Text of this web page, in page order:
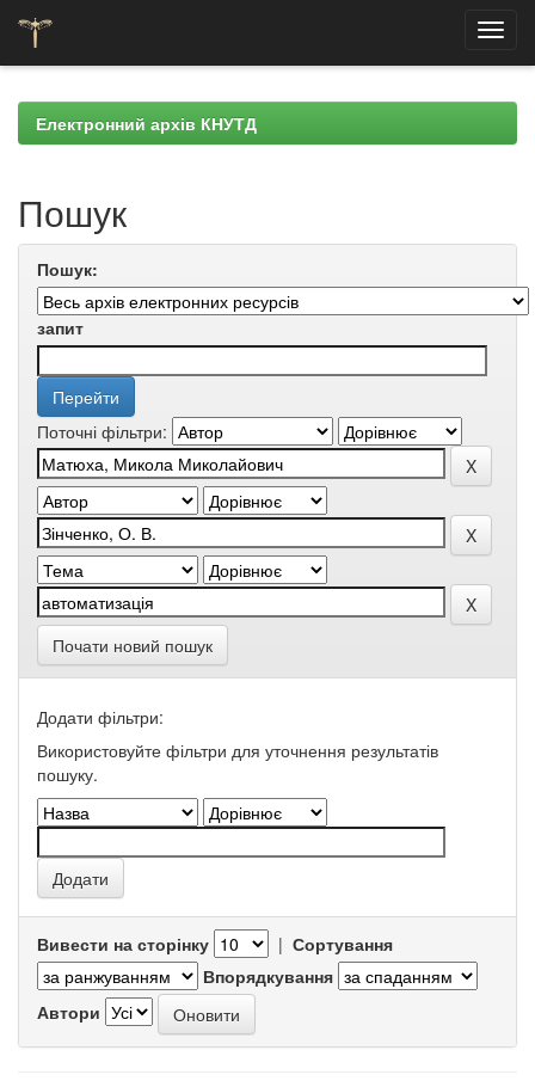
navigationЕлектронний архів КНУТД
Пошук
Пошук:
запит
Поточні фільтри:
Почати новий пошук
Додати фільтри:
Використовуйте фільтри для уточнення результатів
пошуку.
Вивести на сторінку | Сортування
Впорядкування
Автори